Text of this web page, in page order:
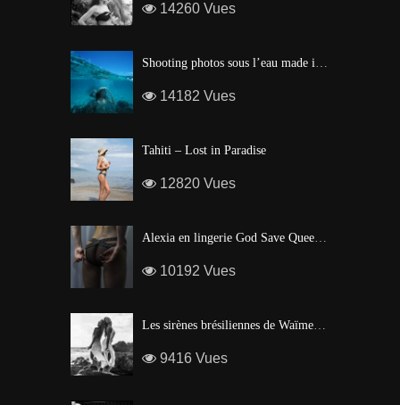
14260 Vues
Shooting photos sous l’eau made in Tahiti
14182 Vues
Tahiti – Lost in Paradise
12820 Vues
Alexia en lingerie God Save Queen | Brigade Mondaine – Paris
10192 Vues
Les sirènes brésiliennes de Waïmea Bay – Hawaï
9416 Vues